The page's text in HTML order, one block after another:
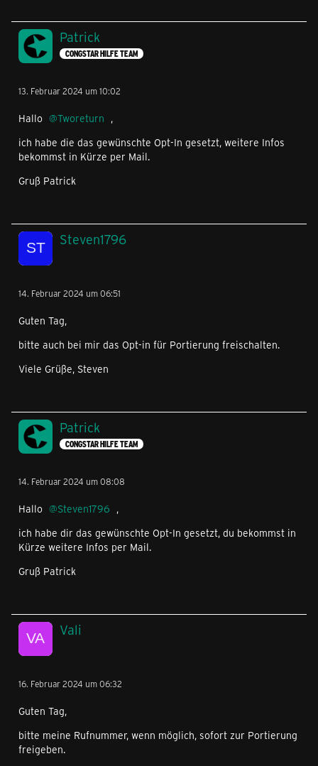
Patrick
CONGSTAR HILFE TEAM
13. Februar 2024 um 10:02
Hallo Tworeturn ,
ich habe die das gewünschte Opt-In gesetzt, weitere Infos
bekommst in Kürze per Mail.
Gruß Patrick
Steven1796
14. Februar 2024 um 06:51
Guten Tag,
bitte auch bei mir das Opt-in für Portierung freischalten.
Viele Grüße, Steven
Patrick
CONGSTAR HILFE TEAM
14. Februar 2024 um 08:08
Hallo Steven1796 ,
ich habe dir das gewünschte Opt-In gesetzt, du bekommst in
Kürze weitere Infos per Mail.
Gruß Patrick
Vali
16. Februar 2024 um 06:32
Guten Tag,
bitte meine Rufnummer, wenn möglich, sofort zur Portierung
freigeben.